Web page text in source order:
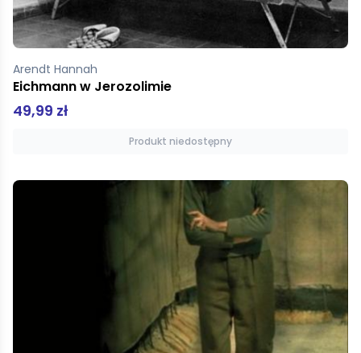
Arendt Hannah
Eichmann w Jerozolimie
49,99 zł
Produkt niedostępny